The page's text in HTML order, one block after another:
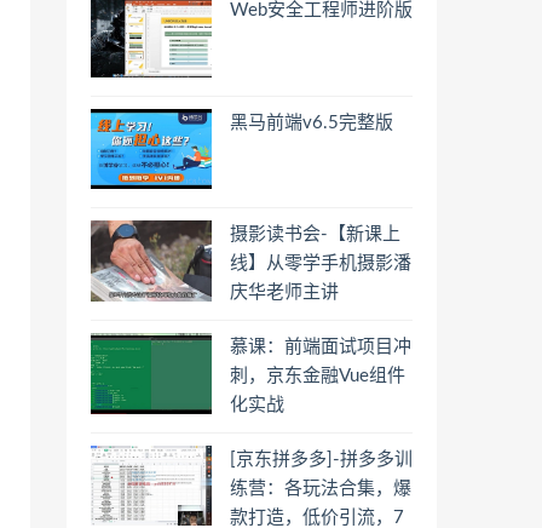
Web安全工程师进阶版
黑马前端v6.5完整版
摄影读书会-【新课上
线】从零学手机摄影潘
庆华老师主讲
慕课：前端面试项目冲
刺，京东金融Vue组件
化实战
[京东拼多多]-拼多多训
练营：各玩法合集，爆
款打造，低价引流，7